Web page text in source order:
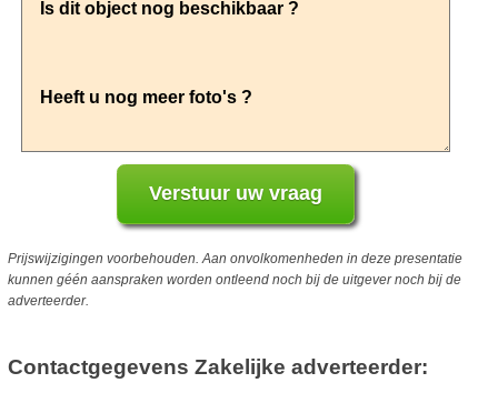
Prijswijzigingen voorbehouden. Aan onvolkomenheden in deze presentatie
kunnen géén aanspraken worden ontleend noch bij de uitgever noch bij de
adverteerder.
Contactgegevens Zakelijke adverteerder: